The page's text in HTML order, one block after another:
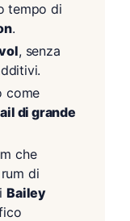
tempo di
.
, senza
come
di grande
che
di
Bailey